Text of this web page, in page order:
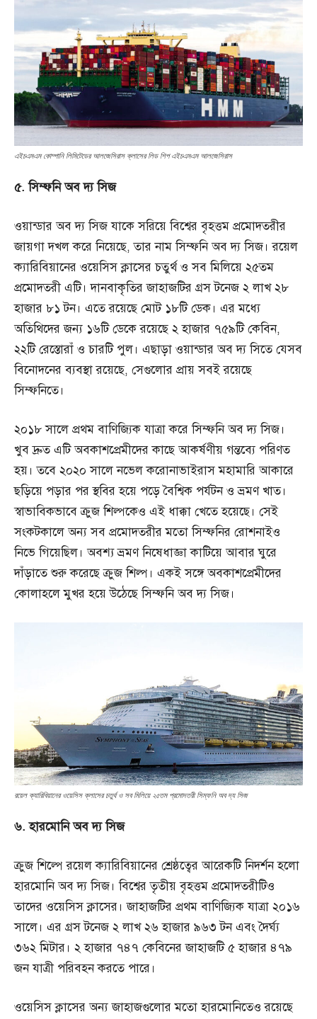
এইচএমএম কোম্পানি লিমিটেডের আলজেসিরাস ক্লাসের লিড শিপ এইচএমএম আলজেসিরাস
৫. সিম্ফনি অব দ্য সিজ
ওয়ান্ডার অব দ্য সিজ যাকে সরিয়ে বিশ্বের বৃহত্তম প্রমোদতরীর
জায়গা দখল করে নিয়েছে, তার নাম সিম্ফনি অব দ্য সিজ। রয়েল
ক্যারিবিয়ানের ওয়েসিস ক্লাসের চতুর্থ ও সব মিলিয়ে ২৫তম
প্রমোদতরী এটি। দানবাকৃতির জাহাজটির গ্রস টনেজ ২ লাখ ২৮
হাজার ৮১ টন। এতে রয়েছে মোট ১৮টি ডেক। এর মধ্যে
অতিথিদের জন্য ১৬টি ডেকে রয়েছে ২ হাজার ৭৫৯টি কেবিন,
২২টি রেস্তোরাঁ ও চারটি পুল। এছাড়া ওয়ান্ডার অব দ্য সিতে যেসব
বিনোদনের ব্যবস্থা রয়েছে, সেগুলোর প্রায় সবই রয়েছে
সিম্ফনিতে।
২০১৮ সালে প্রথম বাণিজ্যিক যাত্রা করে সিম্ফনি অব দ্য সিজ।
খুব দ্রুত এটি অবকাশপ্রেমীদের কাছে আকর্ষণীয় গন্তব্যে পরিণত
হয়। তবে ২০২০ সালে নভেল করোনাভাইরাস মহামারি আকারে
ছড়িয়ে পড়ার পর স্থবির হয়ে পড়ে বৈশ্বিক পর্যটন ও ভ্রমণ খাত।
স্বাভাবিকভাবে ক্রুজ শিল্পকেও এই ধাক্কা খেতে হয়েছে। সেই
সংকটকালে অন্য সব প্রমোদতরীর মতো সিম্ফনির রোশনাইও
নিভে গিয়েছিল। অবশ্য ভ্রমণ নিষেধাজ্ঞা কাটিয়ে আবার ঘুরে
দাঁড়াতে শুরু করেছে ক্রুজ শিল্প। একই সঙ্গে অবকাশপ্রেমীদের
কোলাহলে মুখর হয়ে উঠেছে সিম্ফনি অব দ্য সিজ।
রয়েল ক্যারিবিয়ানের ওয়েসিস ক্লাসের চতুর্থ ও সব মিলিয়ে ২৫তম প্রমোদতরী সিম্ফনি অব দ্য সিজ
৬. হারমোনি অব দ্য সিজ
ক্রুজ শিল্পে রয়েল ক্যারিবিয়ানের শ্রেষ্ঠত্বের আরেকটি নিদর্শন হলো
হারমোনি অব দ্য সিজ। বিশ্বের তৃতীয় বৃহত্তম প্রমোদতরীটিও
তাদের ওয়েসিস ক্লাসের। জাহাজটির প্রথম বাণিজ্যিক যাত্রা ২০১৬
সালে। এর গ্রস টনেজ ২ লাখ ২৬ হাজার ৯৬৩ টন এবং দৈর্ঘ্য
৩৬২ মিটার। ২ হাজার ৭৪৭ কেবিনের জাহাজটি ৫ হাজার ৪৭৯
জন যাত্রী পরিবহন করতে পারে।
ওয়েসিস ক্লাসের অন্য জাহাজগুলোর মতো হারমোনিতেও রয়েছে